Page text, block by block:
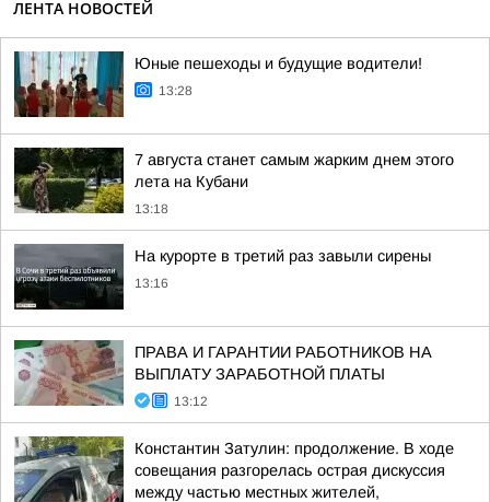
ЛЕНТА НОВОСТЕЙ
Юные пешеходы и будущие водители!
13:28
7 августа станет самым жарким днем этого
лета на Кубани
13:18
На курорте в третий раз завыли сирены
13:16
ПРАВА И ГАРАНТИИ РАБОТНИКОВ НА
ВЫПЛАТУ ЗАРАБОТНОЙ ПЛАТЫ
13:12
Константин Затулин: продолжение. В ходе
совещания разгорелась острая дискуссия
между частью местных жителей,